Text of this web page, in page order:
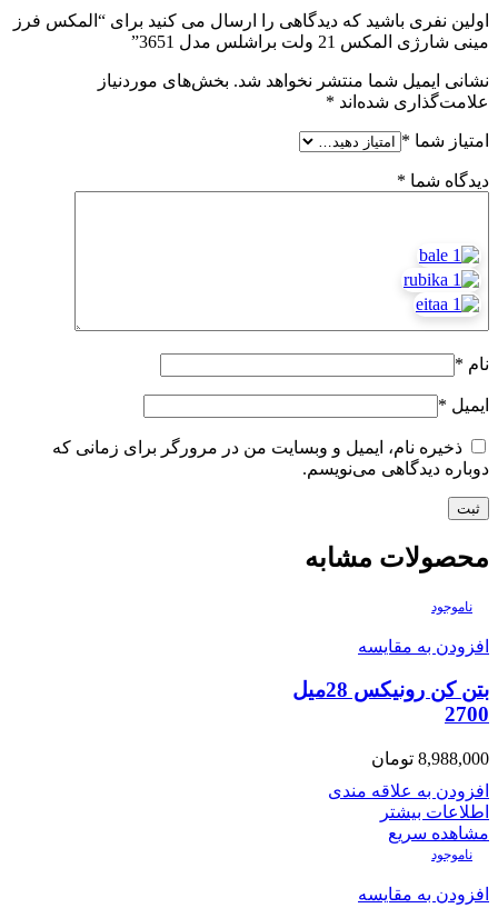
اولین نفری باشید که دیدگاهی را ارسال می کنید برای “المکس فرز
مینی شارژی المکس 21 ولت براشلس مدل 3651”
نشانی ایمیل شما منتشر نخواهد شد. بخش‌های موردنیاز
علامت‌گذاری شده‌اند *
امتیاز شما *
دیدگاه شما *
نام *
ایمیل *
ذخیره نام، ایمیل و وبسایت من در مرورگر برای زمانی که
دوباره دیدگاهی می‌نویسم.
محصولات مشابه
ناموجود
افزودن به مقایسه
بتن کن رونیکس 28میل
2700
8,988,000 تومان
افزودن به علاقه مندی
اطلاعات بیشتر
مشاهده سریع
ناموجود
افزودن به مقایسه